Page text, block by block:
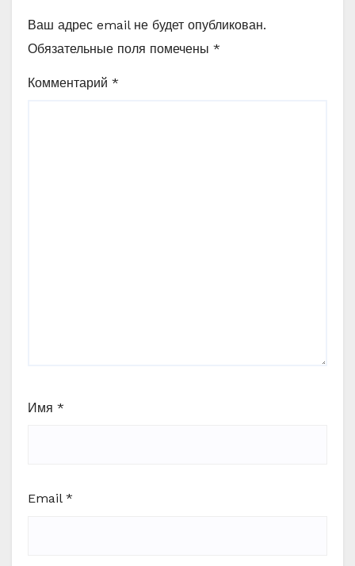
Ваш адрес email не будет опубликован.
Обязательные поля помечены *
Комментарий *
Имя *
Email *